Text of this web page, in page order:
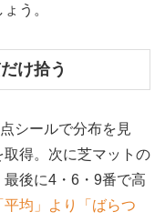
う。
け拾う
シールで分布を見
得。次に芝マットの
後に4・6・9番で高
平均」より「ばらつ